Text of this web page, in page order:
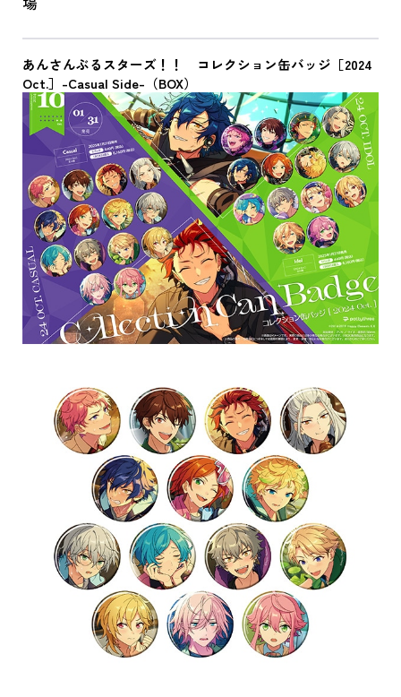
あんさんぶるスターズ！！ コレクション缶バッジ［2024
Oct.］-Casual Side-（BOX）